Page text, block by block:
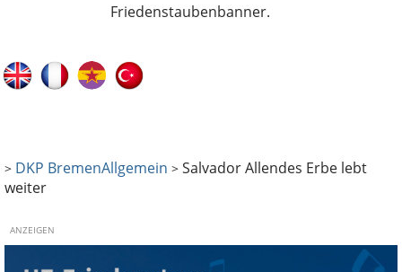
Friedenstaubenbanner.
> DKP BremenAllgemein > Salvador Allendes Erbe lebt
weiter
ANZEIGEN